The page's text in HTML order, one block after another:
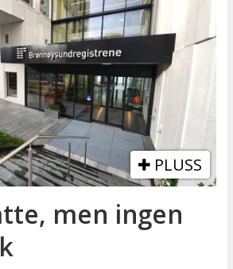
PLUSS
men ingen